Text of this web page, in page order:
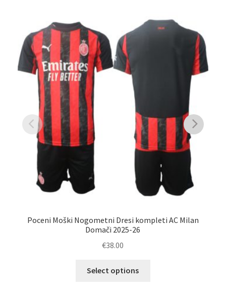
Poceni Moški Nogometni Dresi kompleti AC Milan
Domači 2025-26
€38.00
Select options